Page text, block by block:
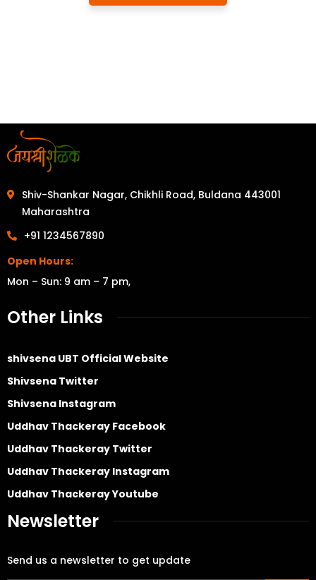
Shiv-Shankar Nagar, Chikhli Road, Buldana 443001
Maharashtra
+91 1234567890
Open Hours:
Mon – Sun: 9 am – 7 pm,
Other Links
shivsena UBT Official Website
Shivsena Twitter
Shivsena Instagram
Uddhav Thackeray Facebook
Uddhav Thackeray Twitter
Uddhav Thackeray Instagram
Uddhav Thackeray Youtube
Newsletter
Send us a newsletter to get update